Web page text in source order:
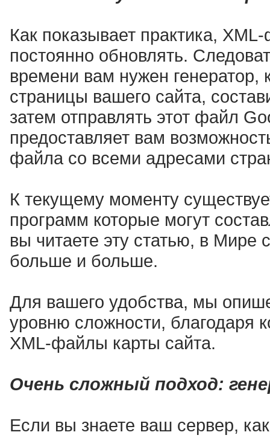
Как показывает практика,
постоянно обновлять.
времени вам нужен генератор,
страницы вашего сайта,
затем отправлять этот файл
предоставляет вам
файла со всеми адресами
К текущему моменту
программ которые могут
вы читаете эту статью, в Мире
больше и больше.
Для вашего удобства, мы
уровню сложности, благодаря
XML-файлы карты сайта.
Очень сложный подход:
Если вы знаете ваш сервер,